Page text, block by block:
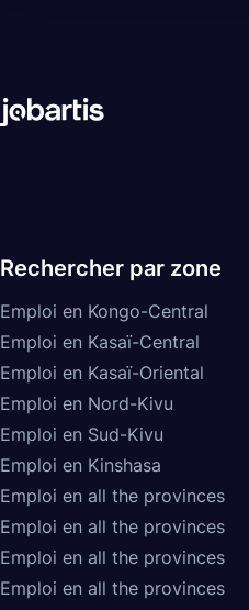
Rechercher par zone
Emploi en Kongo-Central
Emploi en Kasaï-Central
Emploi en Kasaï-Oriental
Emploi en Nord-Kivu
Emploi en Sud-Kivu
Emploi en Kinshasa
Emploi en all the provinces
Emploi en all the provinces
Emploi en all the provinces
Emploi en all the provinces